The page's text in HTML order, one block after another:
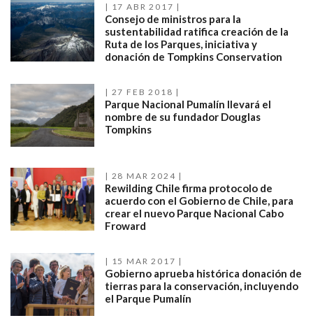
17 ABR 2017
Consejo de ministros para la
sustentabilidad ratifica creación de la
Ruta de los Parques, iniciativa y
donación de Tompkins Conservation
27 FEB 2018
Parque Nacional Pumalín llevará el
nombre de su fundador Douglas
Tompkins
28 MAR 2024
Rewilding Chile firma protocolo de
acuerdo con el Gobierno de Chile, para
crear el nuevo Parque Nacional Cabo
Froward
15 MAR 2017
Gobierno aprueba histórica donación de
tierras para la conservación, incluyendo
el Parque Pumalín